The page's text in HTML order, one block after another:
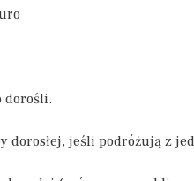
dorośli.
dorosłej, jeśli podróżują z